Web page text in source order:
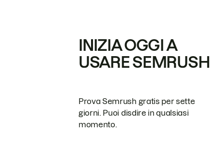
INIZIA OGGI A
USARE SEMRUSH
Prova Semrush gratis per sette
giorni. Puoi disdire in qualsiasi
momento.